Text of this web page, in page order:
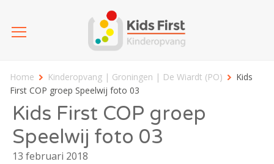
Home Kinderopvang | Groningen | De Wiardt (PO)
Kids
First COP groep Speelwij foto 03
Kids First COP groep
Speelwij foto 03
13 februari 2018